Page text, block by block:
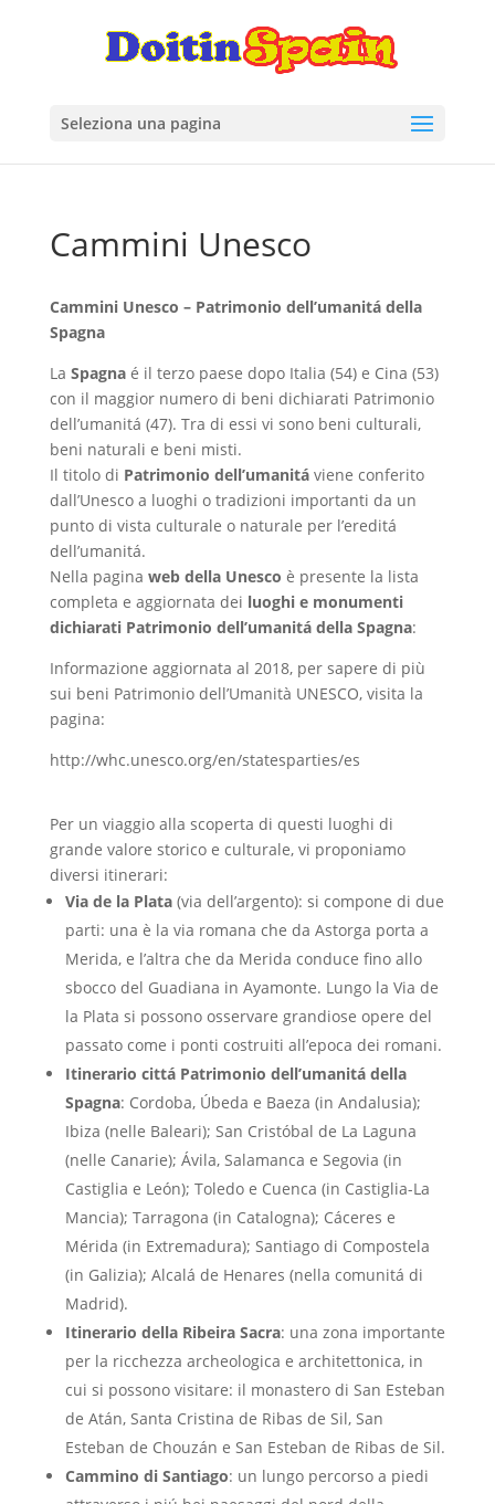
Seleziona una pagina
Cammini Unesco
Cammini Unesco – Patrimonio dell’umanitá della
Spagna
La Spagnaé il terzo paese dopo Italia (54) e Cina (53)
con il maggior numero di beni dichiarati Patrimonio
dell’umanitá (47). Tra di essi vi sono beni culturali,
beni naturali e beni misti.
Il titolo di Patrimonio dell’umanitáviene conferito
dall’Unesco a luoghi o tradizioni importanti da un
punto di vista culturale o naturale per l’ereditá
dell’umanitá.
Nella pagina web della Unesco è presente la lista
completa e aggiornata dei luoghi e monumenti
dichiarati Patrimonio dell’umanitá della Spagna:
Informazione aggiornata al 2018, per sapere di più
sui beni Patrimonio dell’Umanità UNESCO, visita la
pagina:
http://whc.unesco.org/en/statesparties/es
Per un viaggio alla scoperta di questi luoghi di
grande valore storico e culturale, vi proponiamo
diversi itinerari:
Via de la Plata(via dell’argento): si compone di due
parti: una è la via romana che da Astorga porta a
Merida, e l’altra che da Merida conduce fino allo
sbocco del Guadiana in Ayamonte. Lungo la Via de
la Plata si possono osservare grandiose opere del
passato come i ponti costruiti all’epoca dei romani.
Itinerario cittá Patrimonio dell’umanitá della
Spagna: Cordoba, Úbeda e Baeza (in Andalusia);
Ibiza (nelle Baleari); San Cristóbal de La Laguna
(nelle Canarie); Ávila, Salamanca e Segovia (in
Castiglia e León); Toledo e Cuenca (in Castiglia-La
Mancia); Tarragona (in Catalogna); Cáceres e
Mérida (in Extremadura); Santiago di Compostela
(in Galizia); Alcalá de Henares (nella comunitá di
Madrid).
Itinerario della Ribeira Sacra: una zona importante
per la ricchezza archeologica e architettonica, in
cui si possono visitare: il monastero di San Esteban
de Atán, Santa Cristina de Ribas de Sil, San
Esteban de Chouzán e San Esteban de Ribas de Sil.
Cammino di Santiago: un lungo percorso a piedi